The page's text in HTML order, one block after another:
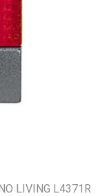
LIVING L4371R